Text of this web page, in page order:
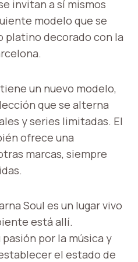
invitan a sí mismos
modelo que se
platino decorado con la
un nuevo modelo,
que se alterna
y series limitadas. El
ofrece una
marcas, siempre
Soul es un lugar vivo
está allí.
por la música y
el estado de